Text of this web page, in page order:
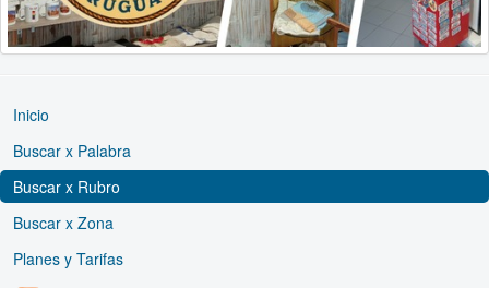
Inicio
Buscar x Palabra
Buscar x Rubro
Buscar x Zona
Planes y Tarifas